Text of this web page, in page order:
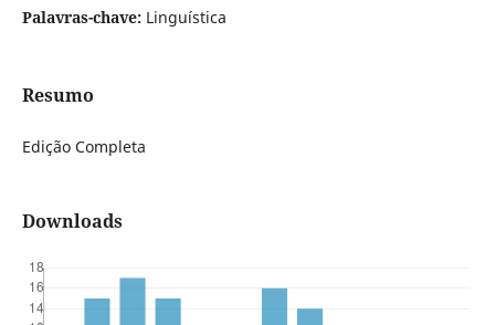
Palavras-chave: Linguística
Resumo
Edição Completa
Downloads